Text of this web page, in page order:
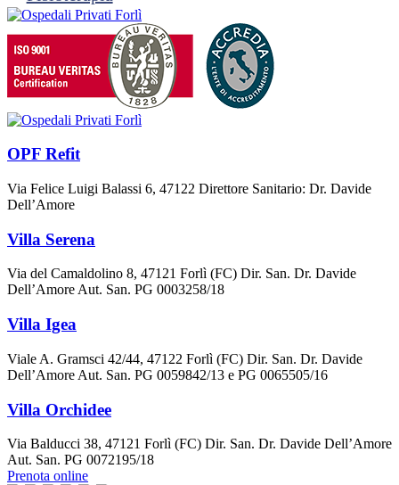
OPF Refit
Via Felice Luigi Balassi 6, 47122 Direttore Sanitario: Dr. Davide
Dell’Amore
Villa Serena
Via del Camaldolino 8, 47121 Forlì (FC) Dir. San. Dr. Davide
Dell’Amore Aut. San. PG 0003258/18
Villa Igea
Viale A. Gramsci 42/44, 47122 Forlì (FC) Dir. San. Dr. Davide
Dell’Amore Aut. San. PG 0059842/13 e PG 0065505/16
Villa Orchidee
Via Balducci 38, 47121 Forlì (FC) Dir. San. Dr. Davide Dell’Amore
Aut. San. PG 0072195/18
Prenota online